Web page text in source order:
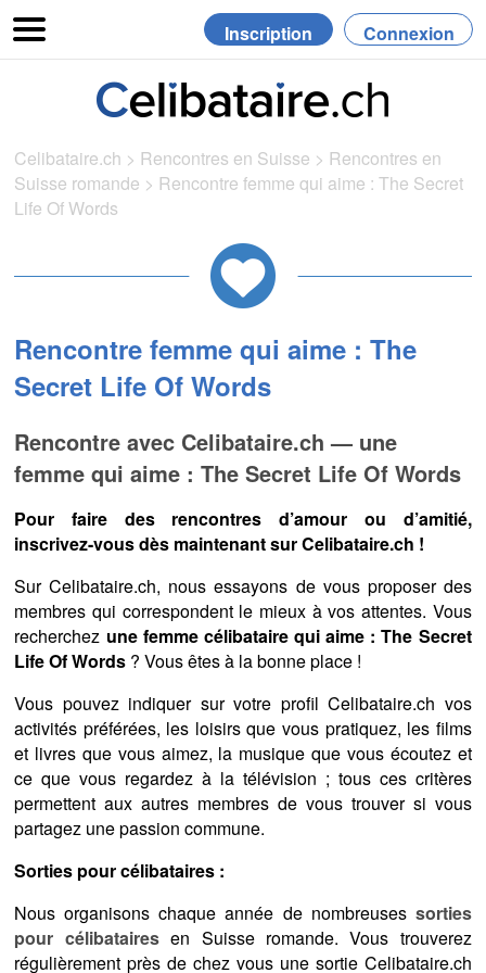
Inscription Connexion
Celibataire.ch > Rencontres en Suisse > Rencontres en
Suisse romande > Rencontre femme qui aime : The Secret
Life Of Words
Rencontre femme qui aime : The
Secret Life Of Words
Rencontre avec Celibataire.ch — une
femme qui aime : The Secret Life Of Words
Pour faire des rencontres d’amour ou d’amitié,
inscrivez-vous dès maintenant sur Celibataire.ch !
Sur Celibataire.ch, nous essayons de vous proposer des
membres qui correspondent le mieux à vos attentes. Vous
recherchez une femme célibataire qui aime : The Secret
Life Of Words ? Vous êtes à la bonne place !
Vous pouvez indiquer sur votre profil Celibataire.ch vos
activités préférées, les loisirs que vous pratiquez, les films
et livres que vous aimez, la musique que vous écoutez et
ce que vous regardez à la télévision ; tous ces critères
permettent aux autres membres de vous trouver si vous
partagez une passion commune.
Sorties pour célibataires :
Nous organisons chaque année de nombreuses sorties
pour célibatairesen Suisse romande. Vous trouverez
régulièrement près de chez vous une sortie Celibataire.ch